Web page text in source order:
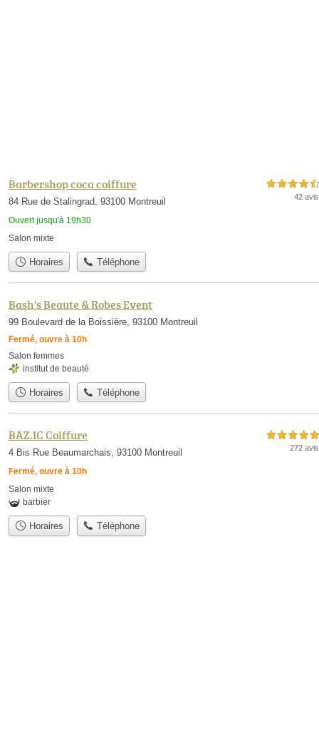
Barbershop coca coiffure
84 Rue de Stalingrad, 93100 Montreuil
Ouvert jusqu'à 19h30
4,5 étoiles sur 5
42 avis
Salon mixte
Horaires Téléphone
Bash's Beaute & Robes Event
99 Boulevard de la Boissière, 93100 Montreuil
Fermé, ouvre à 10h
Salon femmes
institut de beauté
Horaires Téléphone
BAZ.IC Coiffure
4 Bis Rue Beaumarchais, 93100 Montreuil
Fermé, ouvre à 10h
5,0 étoiles sur 5
272 avis
Salon mixte
barbier
Horaires Téléphone